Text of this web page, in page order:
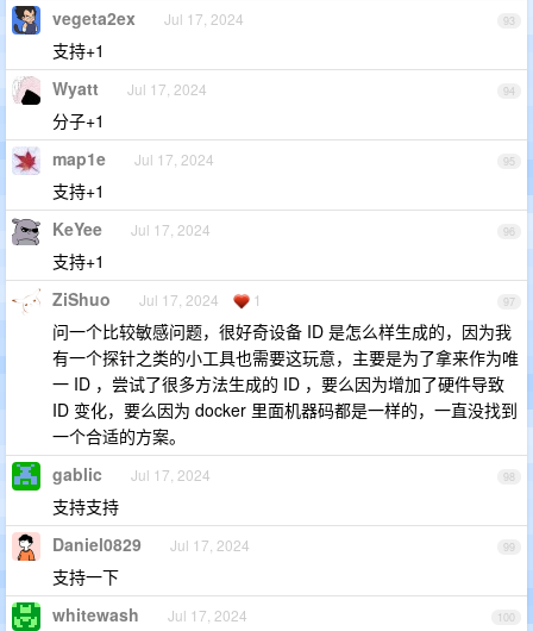
93
vegeta2ex Jul 17, 2024
支持+1
94
Wyatt Jul 17, 2024
分子+1
95
map1e Jul 17, 2024
支持+1
96
KeYee Jul 17, 2024
支持+1
97
ZiShuo Jul 17, 2024 1
问一个比较敏感问题，很好奇设备 ID 是怎么样生成的，因为我
有一个探针之类的小工具也需要这玩意，主要是为了拿来作为唯
一 ID ，尝试了很多方法生成的 ID ，要么因为增加了硬件导致
ID 变化，要么因为 docker 里面机器码都是一样的，一直没找到
一个合适的方案。
98
gablic Jul 17, 2024
支持支持
99
Daniel0829 Jul 17, 2024
支持一下
100
whitewash Jul 17, 2024